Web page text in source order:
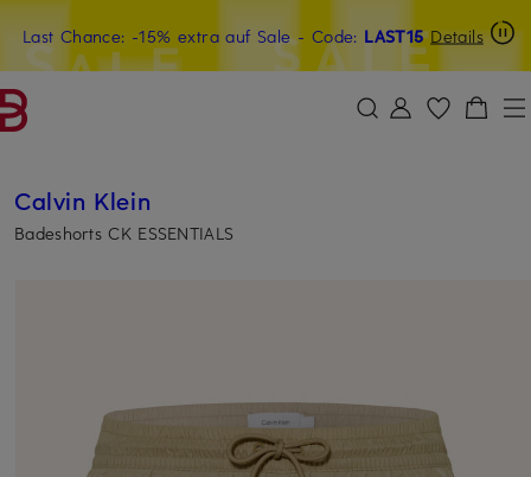
ZUM HAUPTINHALT ÜBERSPRINGEN ZUM SUCHFELD ÜBERSPRINGEN
Last Chance: -15% extra auf Sale- Code: LAST15 Details
20€-Willkommensgutschein mit Beyond sichern
Calvin Klein
Badeshorts CK ESSENTIALS